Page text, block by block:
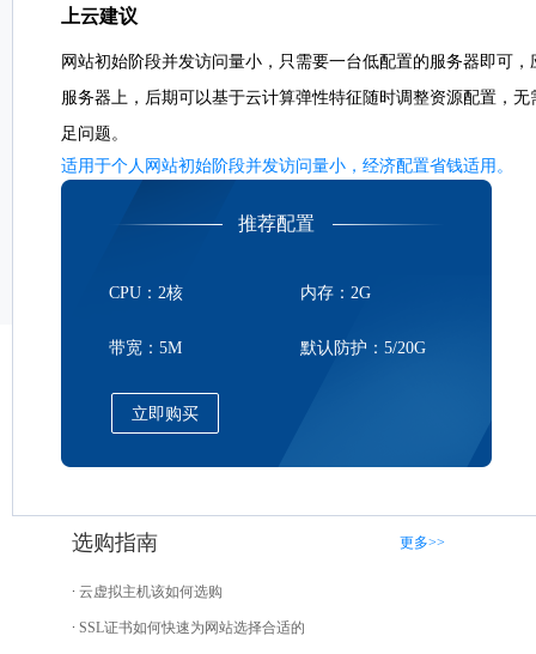
上云建议
网站初始阶段并发访问量小，只需要一台低配置的服务器即可
服务器上，后期可以基于云计算弹性特征随时调整资源配置，
足问题。
适用于个人网站初始阶段并发访问量小，经济配置省钱适用。
推荐配置
CPU：2核 内存：2G
带宽：5M 默认防护：5/20G
立即购买
选购指南 更多>>
云虚拟主机该如何选购
SSL证书如何快速为网站选择合适的